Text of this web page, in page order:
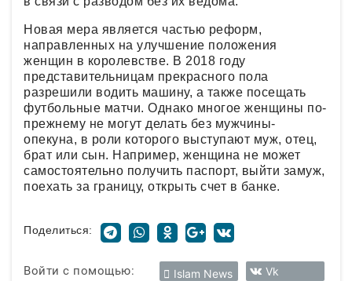
Новая мера является частью реформ,
направленных на улучшение положения
женщин в королевстве. В 2018 году
представительницам прекрасного пола
разрешили водить машину, а также посещать
футбольные матчи. Однако многое женщины по-
прежнему не могут делать без мужчины-
опекуна, в роли которого выступают муж, отец,
брат или сын. Например, женщина не может
самостоятельно получить паспорт, выйти замуж,
поехать за границу, открыть счет в банке.
Поделиться:
Войти с помощью: Islam News Vk